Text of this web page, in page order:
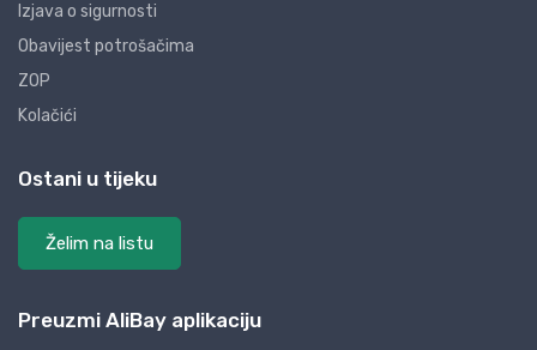
Izjava o sigurnosti
Obavijest potrošačima
ZOP
Kolačići
Ostani u tijeku
Želim na listu
Preuzmi AliBay aplikaciju